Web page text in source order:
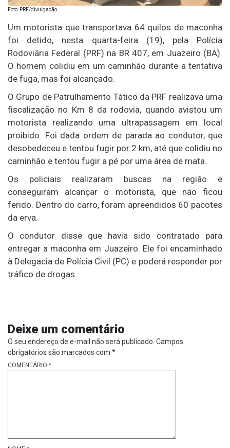
Foto: PRF/divulgação
Um motorista que transportava 64 quilos de maconha
foi detido, nesta quarta-feira (19), pela Polícia
Rodoviária Federal (PRF) na BR 407, em Juazeiro (BA).
O homem colidiu em um caminhão durante a tentativa
de fuga, mas foi alcançado.
O Grupo de Patrulhamento Tático da PRF realizava uma
fiscalização no Km 8 da rodovia, quando avistou um
motorista realizando uma ultrapassagem em local
proibido. Foi dada ordem de parada ao condutor, que
desobedeceu e tentou fugir por 2 km, até que colidiu no
caminhão e tentou fugir a pé por uma área de mata.
Os policiais realizaram buscas na região e
conseguiram alcançar o motorista, que não ficou
ferido. Dentro do carro, foram apreendidos 60 pacotes
da erva.
O condutor disse que havia sido contratado para
entregar a maconha em Juazeiro. Ele foi encaminhado
à Delegacia de Polícia Civil (PC) e poderá responder por
tráfico de drogas.
Deixe um comentário
O seu endereço de e-mail não será publicado. Campos
obrigatórios são marcados com *
COMENTÁRIO *